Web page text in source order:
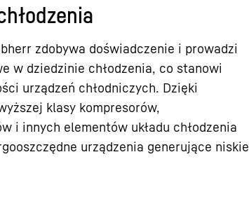
zdobywa doświadczenie i prowadzi
w dziedzinie chłodzenia, co stanowi
urządzeń chłodniczych. Dzięki
klasy kompresorów,
i innych elementów układu chłodzenia
urządzenia generujące niskie